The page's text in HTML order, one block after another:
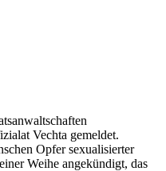
Vechta gemeldet.
Opfer sexualisierter
Weihe angekündigt, das